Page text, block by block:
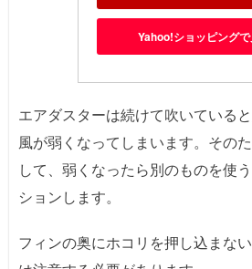
Yahoo!ショッピング
エアダスターは続けて吹いている
風が弱くなってしまいます。その
して、弱くなったら別のものを使
ションします。
フィンの奥にホコリを押し込まな